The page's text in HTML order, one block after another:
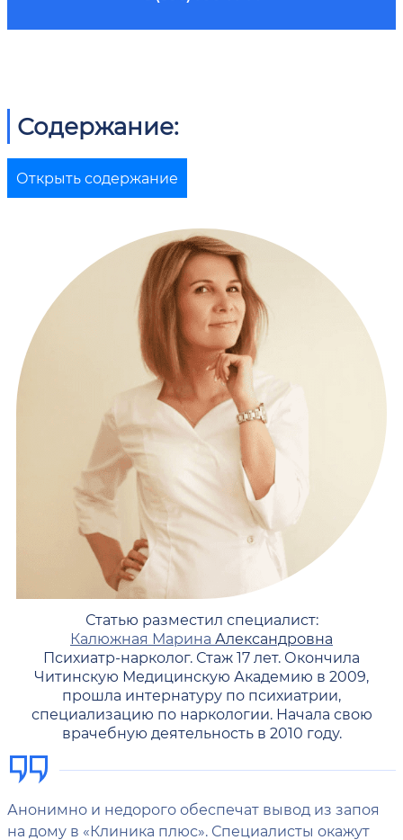
Содержание:
Открыть содержание
Статью разместил специалист:
Калюжная Марина Александровна
Психиатр-нарколог. Стаж 17 лет. Окончила
Читинскую Медицинскую Академию в 2009,
прошла интернатуру по психиатрии,
специализацию по наркологии. Начала свою
врачебную деятельность в 2010 году.
Анонимно и недорого обеспечат вывод из запоя
на дому в «Клиника плюс». Специалисты окажут